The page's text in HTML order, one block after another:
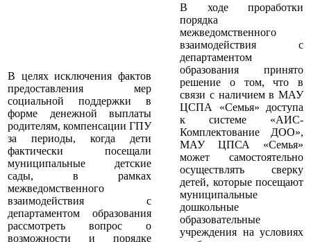
В целях исключения фактов
предоставления мер
социальной поддержки в
форме денежной выплаты
родителям, компенсации ГПУ
за периоды, когда дети
фактически посещали
муниципальные детские
сады, в рамках
межведомственного
взаимодействия с
департаментом образования
рассмотреть вопрос о
возможности и порядке
В ходе проработки
порядка
межведомственного
взаимодействия с
департаментом
образования принято
решение о том, что в
связи с наличием в МАУ
ЦСПА «Семья» доступа
к системе «АИС-
Комплектование ДОО»,
МАУ ЦПСА «Семья»
может самостоятельно
осуществлять сверку
детей, которые посещают
муниципальные
дошкольные
образовательные
учреждения на условиях